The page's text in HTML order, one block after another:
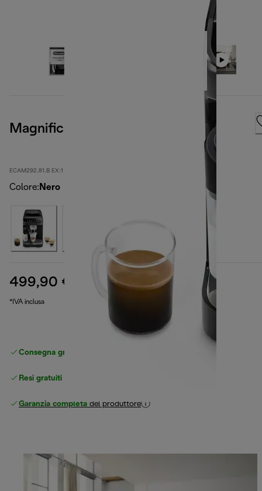
Magnifica Evo
ECAM292.81.B EX:1
Colore: Nero
499,90 € 674,99 €prezzo originale 674,99 €
(-26%)
*IVA inclusa
Consegna gratuita standard
Resi gratuiti
Garanzia completa del produttore